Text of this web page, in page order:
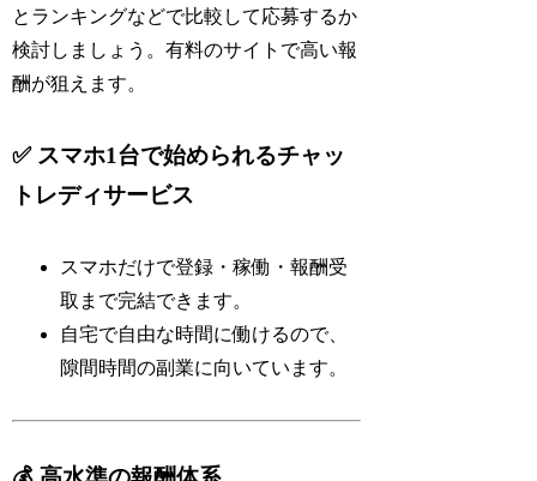
とランキングなどで比較して応募するか
検討しましょう。有料のサイトで高い報
酬が狙えます。
✅ スマホ1台で始められるチャッ
トレディサービス
スマホだけで登録・稼働・報酬受
取まで完結できます。
自宅で自由な時間に働けるので、
隙間時間の副業に向いています。